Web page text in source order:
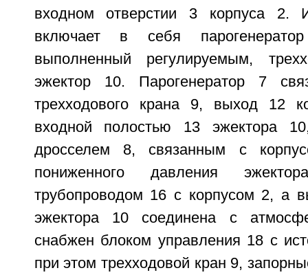
входном отверстии 3 корпуса 2.
включает в себя
выполненный регулируемым,
эжектор 10. Парогенератор 7
трехходового крана 9, выход 12
входной полостью 13 эжектора
дросселем 8, связанным с
пониженного давления
трубопроводом 16 с корпусом 2, а
эжектора 10 соединена с
снабжен блоком управления 18 с
при этом трехходовой кран 9,